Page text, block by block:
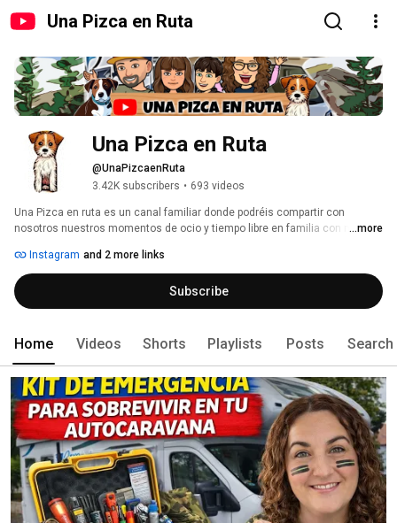
Una Pizca en Ruta
Una Pizca en Ruta
@UnaPizcaenRuta
3.42K subscribers • 693 videos
Una Pizca en ruta es un canal familiar donde podréis compartir con
nosotros nuestros momentos de ocio y tiempo libre en familia con nuestra
libre y las autocaravanas o caravanas, acampadas y mil aventuras más,
vamos, ¡acompáñanos!
...more
Instagram and 2 more links
Subscribe
Home Videos Shorts Playlists Posts Search